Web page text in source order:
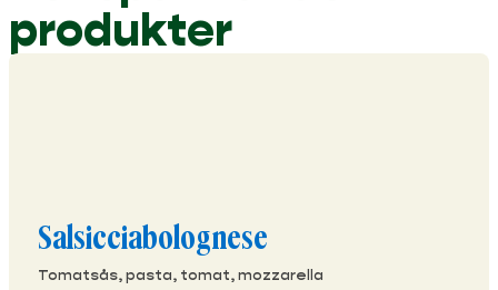
produkter
Salsicciabolognese
Tomatsås, pasta, tomat, mozzarella